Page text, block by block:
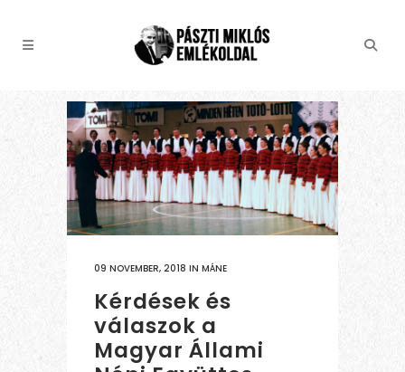
09 NOVEMBER, 2018 IN MÁNE
Kérdések és
válaszok a
Magyar Állami